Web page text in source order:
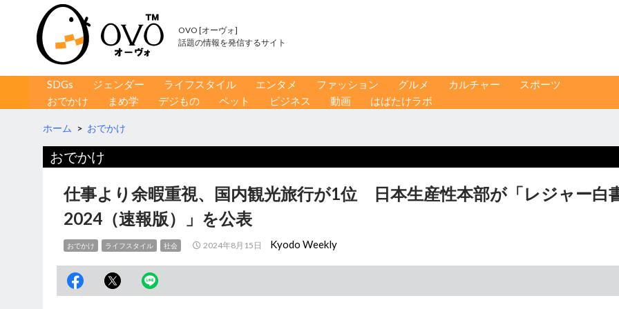
OVO [オーヴォ]
話題の情報を発信するサイト
コンテンツへ移動
SDGs ジェンダー ライフスタイル エンタメ ファッション グルメ カルチャー
スポーツ
おでかけ
まめ学 デジもの ペット ビジネス 動画 はばたけラボ
ホーム > おでかけ
おでかけ
仕事より余暇重視、国内観光旅行が1位 日本生産性本部が「レジャー白
2024（速報版）」を公表
おでかけ ライフスタイル 社会 2024年8月15日 Kyodo Weekly